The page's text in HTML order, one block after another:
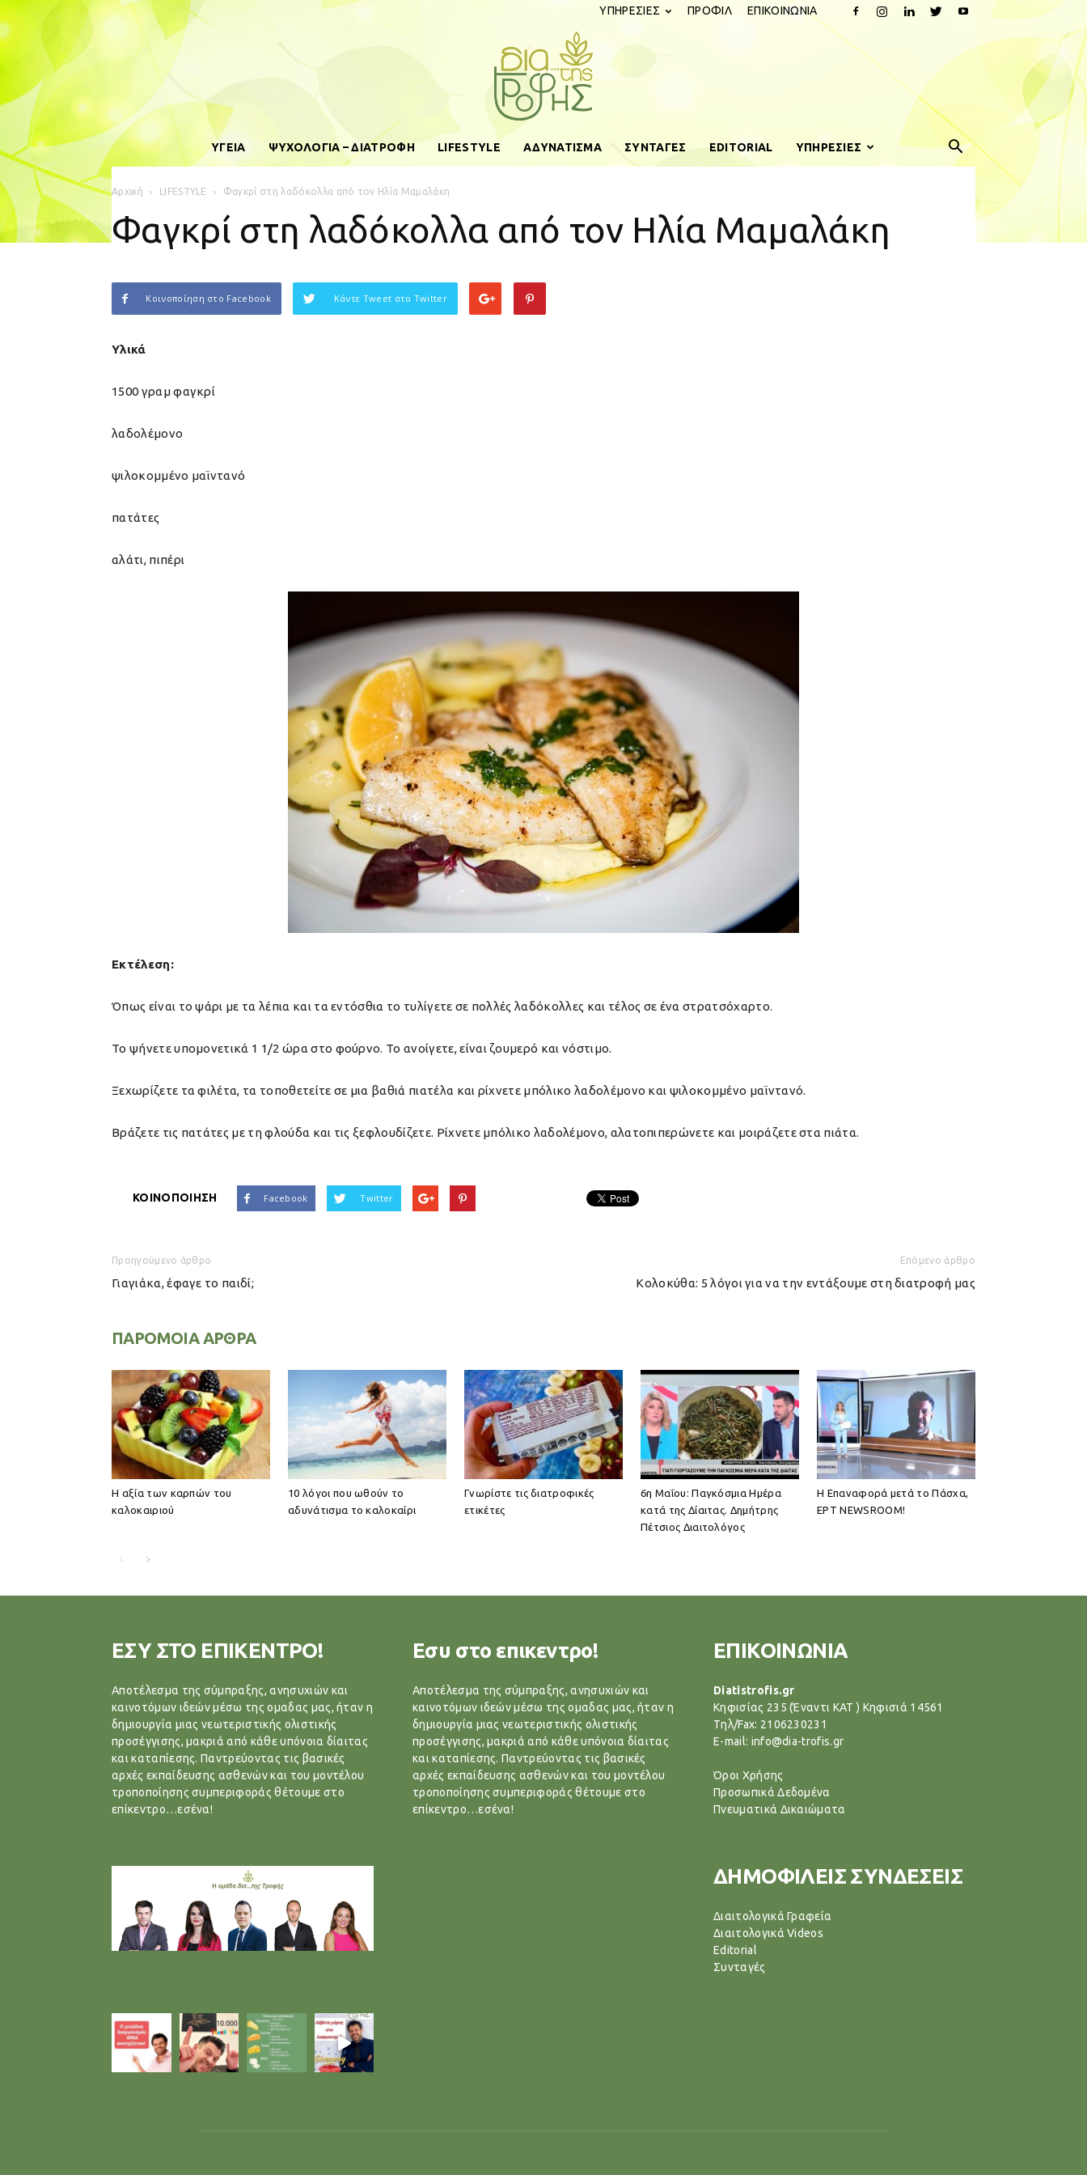
ΥΠΗΡΕΣΙΕΣ ΠΡΟΦΙΛ ΕΠΙΚΟΙΝΩΝΙΑ
ΥΓΕΙΑ ΨΥΧΟΛΟΓΙΑ – ΔΙΑΤΡΟΦΗ LIFESTYLE ΑΔΥΝΑΤΙΣΜΑ ΣΥΝΤΑΓΕΣ EDITORIAL ΥΠΗΡΕΣΙΕΣ
Αρχική LIFESTYLE Φαγκρί στη λαδόκολλα από τον Ηλία Μαμαλάκη
Φαγκρί στη λαδόκολλα από τον Ηλία Μαμαλάκη
Κοινοποίηση στο Facebook Κάντε Tweet στο Twitter
Υλικά
1500 γραμ φαγκρί
λαδολέμονο
ψιλοκομμένο μαϊντανό
πατάτες
αλάτι, πιπέρι
Εκτέλεση:
Όπως είναι το ψάρι με τα λέπια και τα εντόσθια το τυλίγετε σε πολλές λαδόκολλες και τέλος σε ένα στρατσόχαρτο.
Το ψήνετε υπομονετικά 1 1/2 ώρα στο φούρνο. Το ανοίγετε, είναι ζουμερό και νόστιμο.
Ξεχωρίζετε τα φιλέτα, τα τοποθετείτε σε μια βαθιά πιατέλα και ρίχνετε μπόλικο λαδολέμονο και ψιλοκομμένο μαϊντανό.
Βράζετε τις πατάτες με τη φλούδα και τις ξεφλουδίζετε. Ρίχνετε μπόλικο λαδολέμονο, αλατοπιπερώνετε και μοιράζετε στα πιάτα.
ΚΟΙΝΟΠΟΙΗΣΗ Facebook Twitter
Προηγούμενο άρθρο
Γιαγιάκα, έφαγε το παιδί;
Επόμενο άρθρο
Κολοκύθα: 5 λόγοι για να την εντάξουμε στη διατροφή μας
ΠΑΡΟΜΟΙΑ ΑΡΘΡΑ
Η αξία των καρπών του
καλοκαιριού
10 λόγοι που ωθούν το
αδυνάτισμα το καλοκαίρι
Γνωρίστε τις διατροφικές
ετικέτες
6η Μαΐου: Παγκόσμια Ημέρα
κατά της Δίαιτας. Δημήτρης
Πέτσιος Διαιτολόγος
Η Επαναφορά μετά το Πάσχα,
ΕΡΤ NEWSROOM!
ΕΣΥ ΣΤΟ ΕΠΙΚΕΝΤΡΟ!
Αποτέλεσμα της σύμπραξης, ανησυχιών και
καινοτόμων ιδεών μέσω της ομαδας μας, ήταν η
δημιουργία μιας νεωτεριστικής ολιστικής
προσέγγισης, μακριά από κάθε υπόνοια δίαιτας
και καταπίεσης. Παντρεύοντας τις βασικές
αρχές εκπαίδευσης ασθενών και του μοντέλου
τροποποίησης συμπεριφοράς θέτουμε στο
επίκεντρο…εσένα!
Εσυ στο επικεντρο!
Αποτέλεσμα της σύμπραξης, ανησυχιών και
καινοτόμων ιδεών μέσω της ομαδας μας, ήταν η
δημιουργία μιας νεωτεριστικής ολιστικής
προσέγγισης, μακριά από κάθε υπόνοια δίαιτας
και καταπίεσης. Παντρεύοντας τις βασικές
αρχές εκπαίδευσης ασθενών και του μοντέλου
τροποποίησης συμπεριφοράς θέτουμε στο
επίκεντρο…εσένα!
ΕΠΙΚΟΙΝΩΝΙΑ
Diatistrofis.gr
Κηφισίας 235 (Έναντι ΚΑΤ ) Κηφισιά 14561
Tηλ/Fax: 2106230231
E-mail: info@dia-trofis.gr
Όροι Χρήσης
Προσωπικά Δεδομένα
Πνευματικά Δικαιώματα
ΔΗΜΟΦΙΛΕΙΣ ΣΥΝΔΕΣΕΙΣ
Διαιτολογικά Γραφεία
Διαιτολογικά Videos
Editorial
Συνταγές